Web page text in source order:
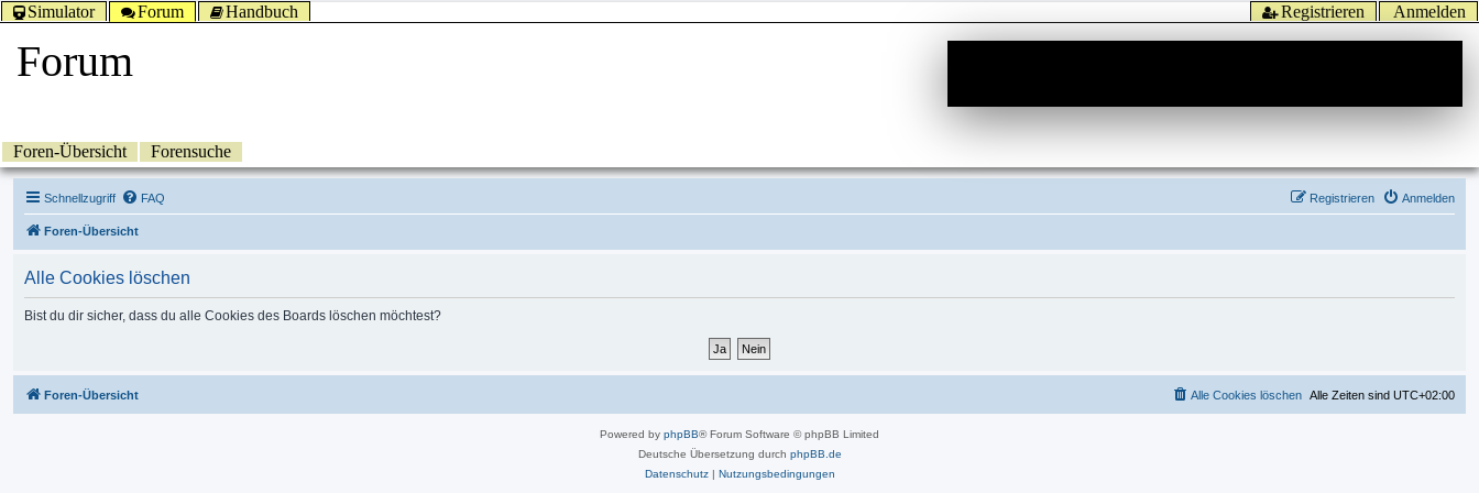
Anmelden
Registrieren
Simulator Forum Handbuch
Forum
Foren-Übersicht Forensuche
Schnellzugriff FAQ Anmelden
Registrieren
Foren-Übersicht
Alle Cookies löschen
Bist du dir sicher, dass du alle Cookies des Boards löschen möchtest?
Foren-Übersicht Alle Zeiten sind UTC+02:00
Alle Cookies löschen
Powered by phpBB® Forum Software © phpBB Limited
Deutsche Übersetzung durch phpBB.de
Datenschutz| Nutzungsbedingungen